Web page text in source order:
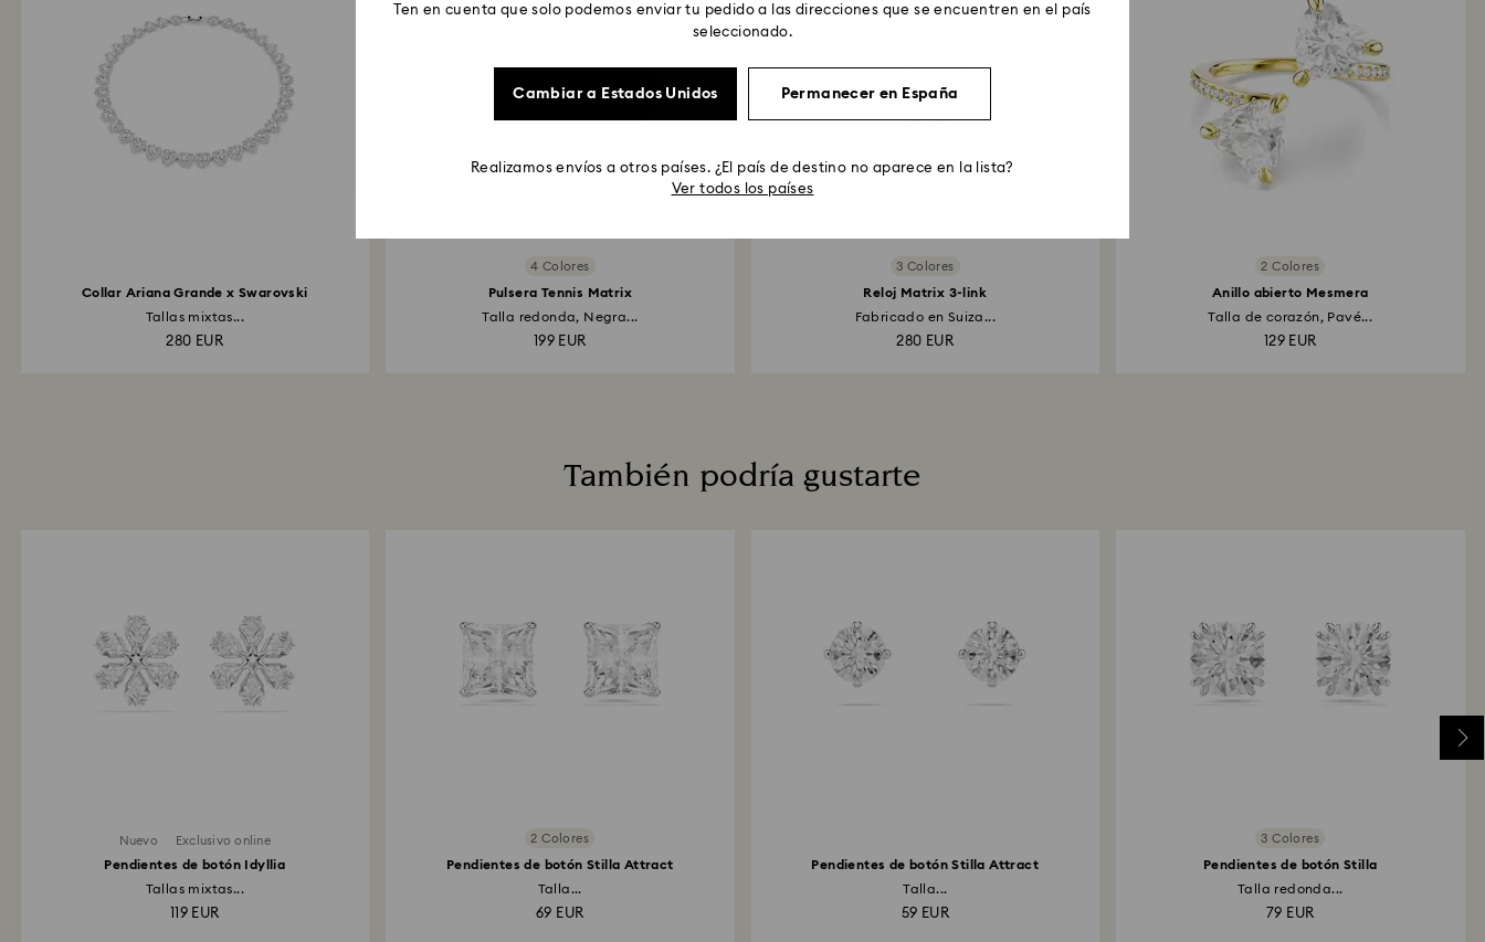
Collar Ariana Grande x Swarovski
Tallas mixtas...
280 EUR
4 Colores
Pulsera Tennis Matrix
Talla redonda, Negra...
199 EUR
3 Colores
Reloj Matrix 3-link
Fabricado en Suiza...
280 EUR
2 Colores
Anillo abierto Mesmera
Talla de corazón, Pavé...
129 EUR
También podría gustarte
Nuevo Exclusivo online
Pendientes de botón Idyllia
Tallas mixtas...
119 EUR
2 Colores
Pendientes de botón Stilla Attract
Talla...
69 EUR
Pendientes de botón Stilla Attract
Talla...
59 EUR
3 Colores
Pendientes de botón Stilla
Talla redonda...
79 EUR
Ten en cuenta que solo podemos enviar tu pedido a las direcciones que se encuentren en el país
seleccionado.
Cambiar a Estados Unidos Permanecer en España
Realizamos envíos a otros países. ¿El país de destino no aparece en la lista?
Ver todos los países